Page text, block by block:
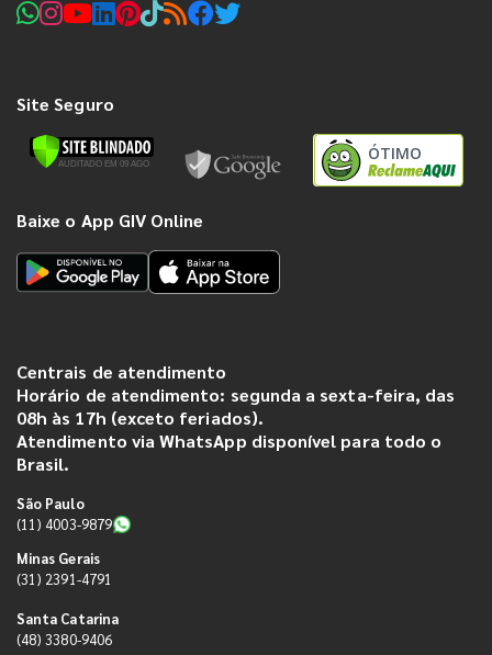
Site Seguro
ÓTIMO
Baixe o App GIV Online
Centrais de atendimento
Horário de atendimento: segunda a sexta-feira, das
08h às 17h (exceto feriados).
Atendimento via WhatsApp disponível para todo o
Brasil.
São Paulo
(11) 4003-9879
Minas Gerais
(31) 2391-4791
Santa Catarina
(48) 3380-9406